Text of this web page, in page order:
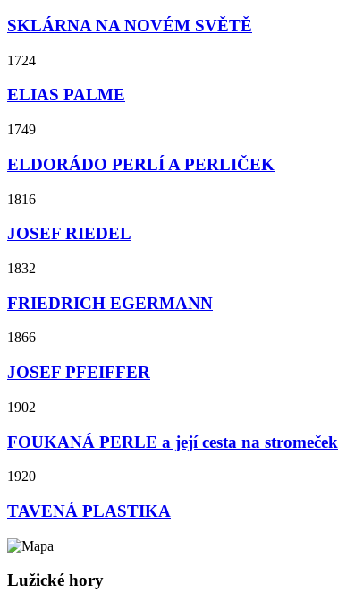
SKLÁRNA NA NOVÉM SVĚTĚ
1724
ELIAS PALME
1749
ELDORÁDO PERLÍ A PERLIČEK
1816
JOSEF RIEDEL
1832
FRIEDRICH EGERMANN
1866
JOSEF PFEIFFER
1902
FOUKANÁ PERLE a její cesta na stromeček
1920
TAVENÁ PLASTIKA
Lužické hory